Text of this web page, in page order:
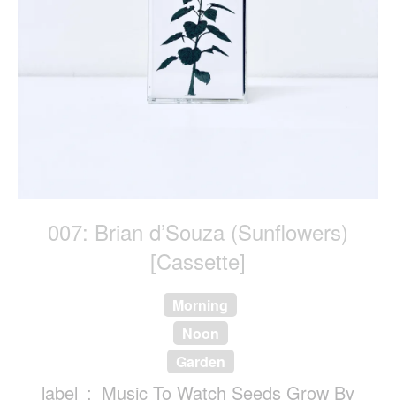
007: Brian d’Souza (Sunflowers)
[Cassette]
Morning
Noon
Garden
label
Music To Watch Seeds Grow By